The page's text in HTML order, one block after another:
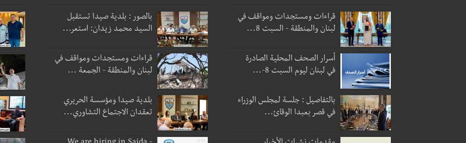
قراءات ومستجدات ومواقف في
لبنان والمنطقة - السبت 8...
أسرار الصحف المحلية الصادرة
في لبنان ليوم السبت 8-...
بالتفاصيل : جلسة لمجلس الوزراء
في قصر بعبدا الوقائ...
بالصور : بلدية صيدا تستقبل
السيد محمد زيدان: استعر...
قراءات ومستجدات ومواقف في
لبنان والمنطقة - الجمعة ...
بلدية صيدا ومؤسسة الحريري
تعقدان الاجتماع التشاوري...